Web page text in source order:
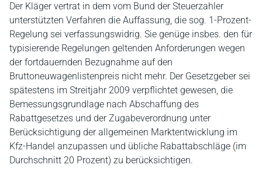
Der Kläger vertrat in dem vom Bund der Steuerzahler
unterstützten Verfahren die Auffassung, die sog. 1-Prozent-
Regelung sei verfassungswidrig. Sie genüge insbes. den für
typisierende Regelungen geltenden Anforderungen wegen
der fortdauernden Bezugnahme auf den
Bruttoneuwagenlistenpreis nicht mehr. Der Gesetzgeber sei
spätestens im Streitjahr 2009 verpflichtet gewesen, die
Bemessungsgrundlage nach Abschaffung des
Rabattgesetzes und der Zugabeverordnung unter
Berücksichtigung der allgemeinen Marktentwicklung im
Kfz-Handel anzupassen und übliche Rabattabschläge (im
Durchschnitt 20 Prozent) zu berücksichtigen.